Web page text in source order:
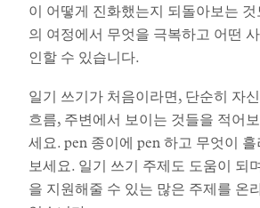
이 어떻게 진화했는지 되돌아보는 것
의 여정에서 무엇을 극복하고 어떤
인할 수 있습니다.
일기 쓰기가 처음이라면, 단순히 자
흐름, 주변에서 보이는 것들을 적어
세요. pen 종이에 pen 하고 무엇이
보세요. 일기 쓰기 주제도 도움이 되
을 지원해줄 수 있는 많은 주제를 온